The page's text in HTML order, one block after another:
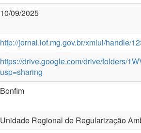
10/09/2025
http://jornal.iof.mg.gov.br/xmlui/handle/
https://drive.google.com/drive/folders/
usp=sharing
Bonfim
Unidade Regional de Regularização